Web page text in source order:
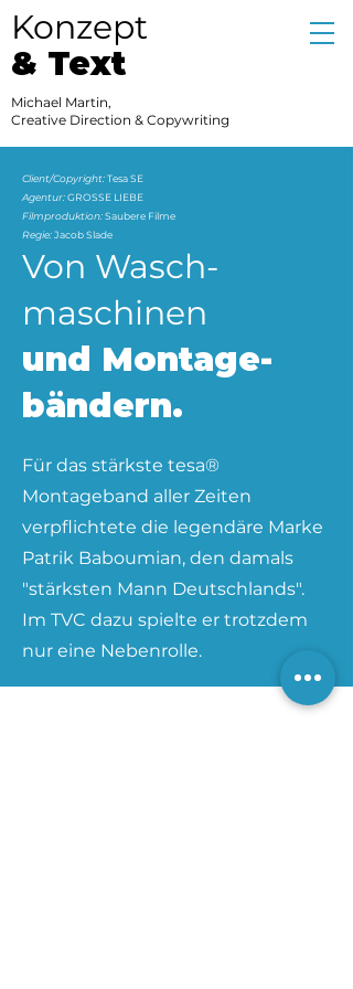
Konzept
& Text
Michael Martin,
Creative Direction & Copywriting
Client/Copyright:Tesa SE
Agentur:GROSSE LIEBE
Filmproduktion:Saubere Filme
Regie:Jacob Slade
Von Wasch-
maschinen
und Montage-
bändern.
Für das stärkste tesa®
Montageband aller Zeiten
verpflichtete die legendäre Marke
Patrik Baboumian, den damals
"stärksten Mann Deutschlands".
Im TVC dazu spielte er trotzdem
nur eine Nebenrolle.